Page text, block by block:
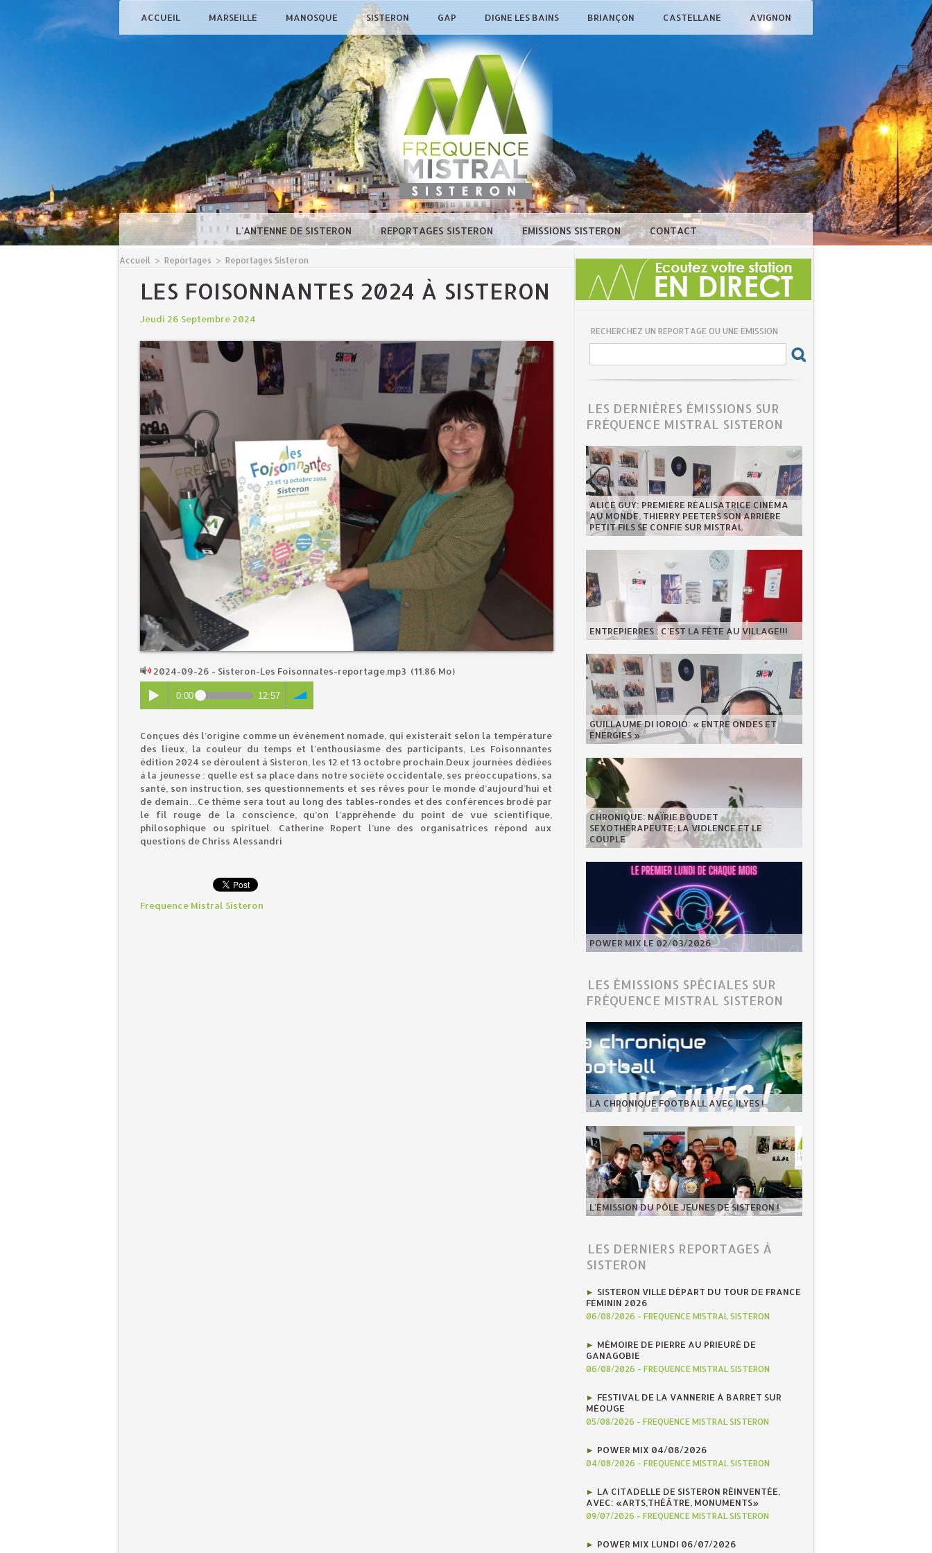
ACCUEIL MARSEILLE MANOSQUE SISTERON GAP DIGNE LES BAINS BRIANÇON CASTELLANE AVIGNON
L'ANTENNE DE SISTERON REPORTAGES SISTERON EMISSIONS SISTERON CONTACT
Accueil > Reportages > Reportages Sisteron
LES FOISONNANTES 2024 À SISTERON
Jeudi 26 Septembre 2024
2024-09-26 - Sisteron-Les Foisonnates-reportage.mp3 (11.86 Mo)
0:00 12:57
Conçues dès l’origine comme un évènement nomade, qui existerait selon la température
des lieux, la couleur du temps et l’enthousiasme des participants, Les Foisonnantes
édition 2024 se déroulent à Sisteron, les 12 et 13 octobre prochain.Deux journées dédiées
à la jeunesse : quelle est sa place dans notre société occidentale, ses préoccupations, sa
santé, son instruction, ses questionnements et ses rêves pour le monde d’aujourd’hui et
de demain…Ce thème sera tout au long des tables-rondes et des conférences brodé par
le fil rouge de la conscience, qu’on l’appréhende du point de vue scientifique,
philosophique ou spirituel. Catherine Ropert l’une des organisatrices répond aux
questions de Chriss Alessandri
Frequence Mistral Sisteron
RECHERCHEZ UN REPORTAGE OU UNE ÉMISSION
LES DERNIÈRES ÉMISSIONS SUR
FRÉQUENCE MISTRAL SISTERON
ALICE GUY: PREMIÈRE RÉALISATRICE CINÉMA
AU MONDE, THIERRY PEETERS SON ARRIÈRE
PETIT FILS SE CONFIE SUR MISTRAL
ENTREPIERRES : C'EST LA FÊTE AU VILLAGE!!!
GUILLAUME DI IOROIO: « ENTRE ONDES ET
ÉNERGIES »
CHRONIQUE: NAÏRIE BOUDET
SEXOTHÉRAPEUTE; LA VIOLENCE ET LE
COUPLE
POWER MIX LE 02/03/2026
LES ÉMISSIONS SPÉCIALES SUR
FRÉQUENCE MISTRAL SISTERON
LA CHRONIQUE FOOTBALL AVEC ILYES !
L'ÉMISSION DU PÔLE JEUNES DE SISTERON !
LES DERNIERS REPORTAGES À
SISTERON
SISTERON VILLE DÉPART DU TOUR DE FRANCE
FÉMININ 2026
06/08/2026 - FREQUENCE MISTRAL SISTERON
MÉMOIRE DE PIERRE AU PRIEURÉ DE
GANAGOBIE
06/08/2026 - FREQUENCE MISTRAL SISTERON
FESTIVAL DE LA VANNERIE À BARRET SUR
MÉOUGE
05/08/2026 - FREQUENCE MISTRAL SISTERON
POWER MIX 04/08/2026
04/08/2026 - FREQUENCE MISTRAL SISTERON
LA CITADELLE DE SISTERON RÉINVENTÉE,
AVEC: «ARTS,THÉÂTRE, MONUMENTS»
09/07/2026 - FREQUENCE MISTRAL SISTERON
POWER MIX LUNDI 06/07/2026